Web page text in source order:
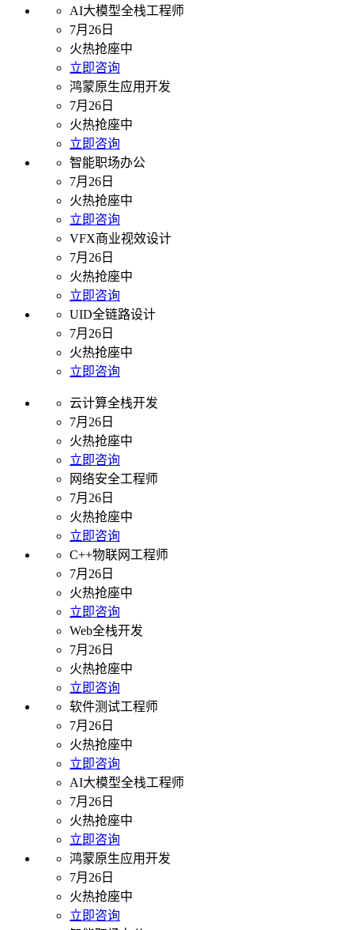
AI大模型全栈工程师
7月26日
火热抢座中
立即咨询
鸿蒙原生应用开发
7月26日
火热抢座中
立即咨询
智能职场办公
7月26日
火热抢座中
立即咨询
VFX商业视效设计
7月26日
火热抢座中
立即咨询
UID全链路设计
7月26日
火热抢座中
立即咨询
云计算全栈开发
7月26日
火热抢座中
立即咨询
网络安全工程师
7月26日
火热抢座中
立即咨询
C++物联网工程师
7月26日
火热抢座中
立即咨询
Web全栈开发
7月26日
火热抢座中
立即咨询
软件测试工程师
7月26日
火热抢座中
立即咨询
AI大模型全栈工程师
7月26日
火热抢座中
立即咨询
鸿蒙原生应用开发
7月26日
火热抢座中
立即咨询